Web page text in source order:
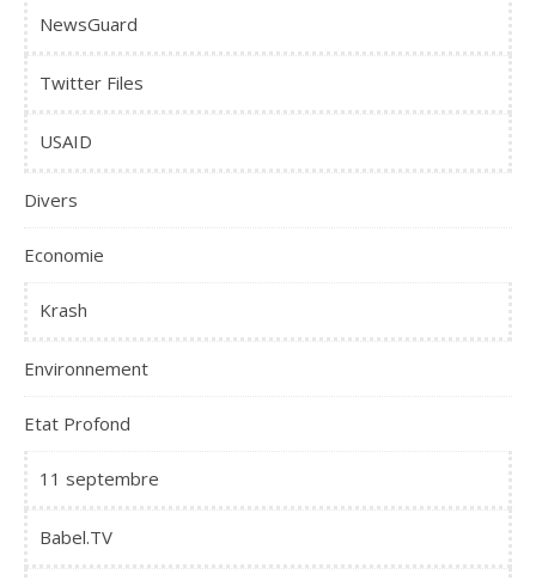
NewsGuard
Twitter Files
USAID
Divers
Economie
Krash
Environnement
Etat Profond
11 septembre
Babel.TV